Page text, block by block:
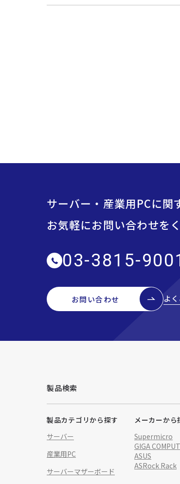
サーバー・産業用PCに関
お気軽にお問い合わせを
03-3815-
お問い合わせ よ
製品検索
製品カテゴリから探す
サーバー
産業用PC
サーバーマザーボード
メーカーから
Supermicro
GIGA
ASUS
ASRock Rack